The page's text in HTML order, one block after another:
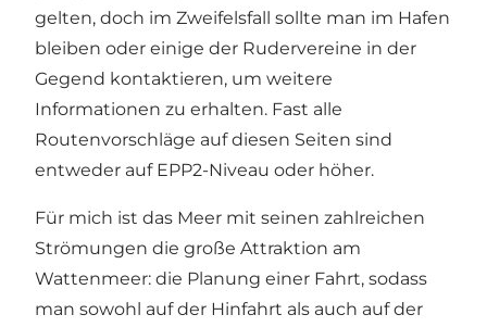
gelten, doch im Zweifelsfall sollte man im Hafen
bleiben oder einige der Rudervereine in der
Gegend kontaktieren, um weitere
Informationen zu erhalten. Fast alle
Routenvorschläge auf diesen Seiten sind
entweder auf EPP2-Niveau oder höher.
Für mich ist das Meer mit seinen zahlreichen
Strömungen die große Attraktion am
Wattenmeer: die Planung einer Fahrt, sodass
man sowohl auf der Hinfahrt als auch auf der